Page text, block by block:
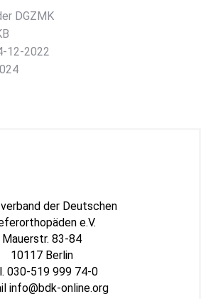
DGZMK
12-2022
der Deutschen
e.V.
Mauerstr. 83-84
10117 Berlin
030-519 999 74-0
info@bdk-online.org